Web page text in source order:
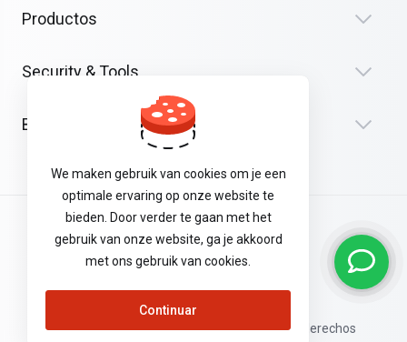
Productos
Security & Tools
Bedrijf
Copyright © 2026 Dream Hosting. Todos los derechos
Algemene Voorwaarden
Privacyverklaring
We maken gebruik van cookies om je een
optimale ervaring op onze website te
bieden. Door verder te gaan met het
gebruik van onze website, ga je akkoord
met ons gebruik van cookies.
Continuar